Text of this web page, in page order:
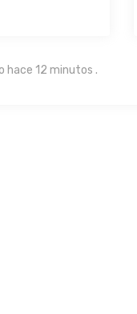
hace 12 minutos .